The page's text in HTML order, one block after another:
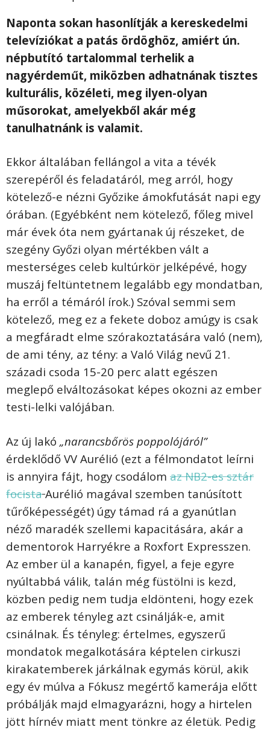
Naponta sokan hasonlítják a kereskedelmi
televíziókat a patás ördöghöz, amiért ún.
népbutító tartalommal terhelik a
nagyérdeműt, miközben adhatnának tisztes
kulturális, közéleti, meg ilyen-olyan
műsorokat, amelyekből akár még
tanulhatnánk is valamit.
Ekkor általában fellángol a vita a tévék
szerepéről és feladatáról, meg arról, hogy
kötelező-e nézni Győzike ámokfutását napi egy
órában. (Egyébként nem kötelező, főleg mivel
már évek óta nem gyártanak új részeket, de
szegény Győzi olyan mértékben vált a
mesterséges celeb kultúrkör jelképévé, hogy
muszáj feltüntetnem legalább egy mondatban,
ha erről a témáról írok.) Szóval semmi sem
kötelező, meg ez a fekete doboz amúgy is csak
a megfáradt elme szórakoztatására való (nem),
de ami tény, az tény: a Való Világ nevű 21.
századi csoda 15-20 perc alatt egészen
meglepő elváltozásokat képes okozni az ember
testi-lelki valójában.
Az új lakó „narancsbőrös poppolójáról”
érdeklődő VV Aurélió (ezt a félmondatot leírni
is annyira fájt, hogy csodálom az NB2-es sztár
focista Aurélió magával szemben tanúsított
tűrőképességét) úgy támad rá a gyanútlan
néző maradék szellemi kapacitására, akár a
dementorok Harryékre a Roxfort Expresszen.
Az ember ül a kanapén, figyel, a feje egyre
nyúltabbá válik, talán még füstölni is kezd,
közben pedig nem tudja eldönteni, hogy ezek
az emberek tényleg azt csinálják-e, amit
csinálnak. És tényleg: értelmes, egyszerű
mondatok megalkotására képtelen cirkuszi
kirakatemberek járkálnak egymás körül, akik
egy év múlva a Fókusz megértő kamerája előtt
próbálják majd elmagyarázni, hogy a hirtelen
jött hírnév miatt ment tönkre az életük. Pedig